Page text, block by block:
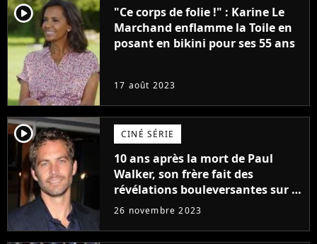
player2
"Ce corps de folie !" : Karine Le
Marchand enflamme la Toile en
posant en bikini pour ses 55 ans
17 août 2023
player2 CINÉ SÉRIE
10 ans après la mort de Paul
Walker, son frère fait des
révélations bouleversantes sur la
réaction des acteurs de Fast and
26 novembre 2023